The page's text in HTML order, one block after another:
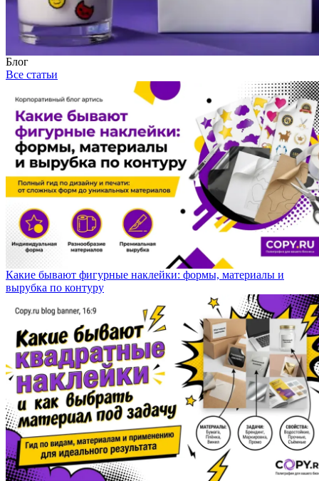
Блог
Все статьи
Какие бывают фигурные наклейки: формы, материалы и
вырубка по контуру